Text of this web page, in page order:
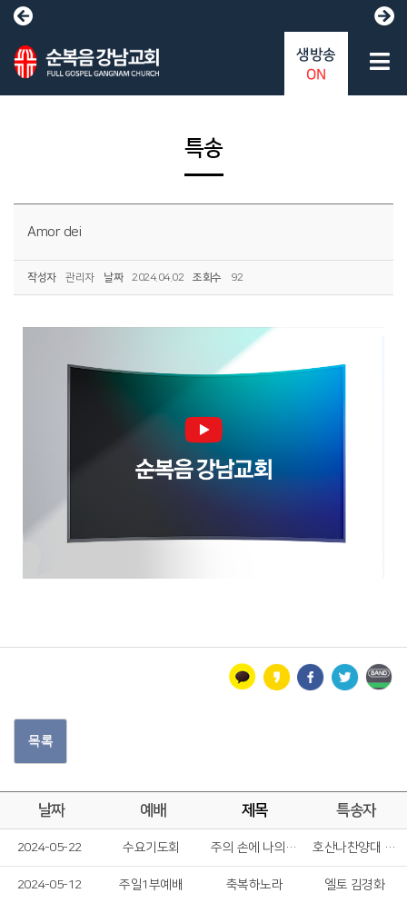
특송
Amor dei
작성자 관리자 날짜 2024.04.02 조회수 92
목록
날짜 예배 제목 특송자
2024-05-22 수요기도회 주의 손에 나의 손을 포개고 호산나찬양대 여성 솔리스트중창단
2024-05-12 주일1부예배 축복하노라 엘토 김경화
생방송
ON